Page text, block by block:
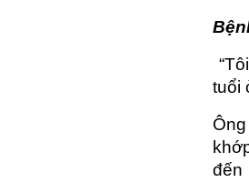
tuổi
đến